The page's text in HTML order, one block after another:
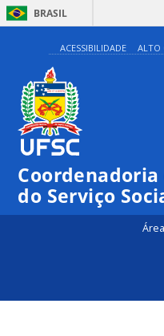
BRASIL
ACESSIBILIDADE ALTO
Coordenadoria
do Serviço